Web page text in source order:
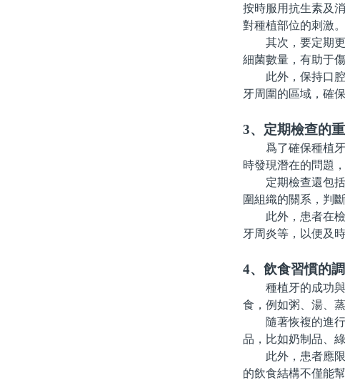
按時服用抗生素及
對種植部位的刺激。
其次，要定期更
細菌數量，有助于
此外，保持口腔
牙周圍的區域，確
3、定期檢查的
爲了確保種植牙
時發現潛在的問題
定期檢查還包括X
圍組織的關系，判
此外，患者在檢
牙周炎等，以便及
4、飲食習慣的
種植牙的成功與
食，例如粥、湯、
隨著恢複的進行
品，比如奶制品、
此外，患者應限
的飲食結構不僅能